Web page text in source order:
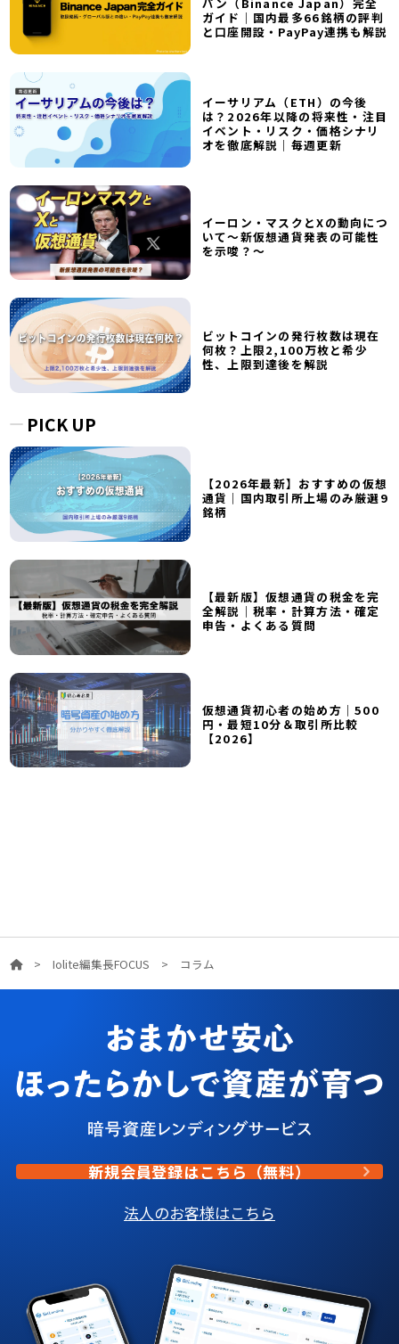
パン（Binance Japan）完全
ガイド｜国内最多66銘柄の評判
と口座開設・PayPay連携も解説
イーサリアム（ETH）の今後
は？2026年以降の将来性・注目
イベント・リスク・価格シナリ
オを徹底解説｜毎週更新
イーロン・マスクとXの動向につ
いて～新仮想通貨発表の可能性
を示唆？～
ビットコインの発行枚数は現在
何枚？上限2,100万枚と希少
性、上限到達後を解説
PICK UP
【2026年最新】おすすめの仮想
通貨｜国内取引所上場のみ厳選9
銘柄
【最新版】仮想通貨の税金を完
全解説｜税率・計算方法・確定
申告・よくある質問
仮想通貨初心者の始め方｜500
円・最短10分＆取引所比較
【2026】
> Iolite編集長FOCUS > コラム
新規会員登録はこちら（無料）
法人のお客様はこちら